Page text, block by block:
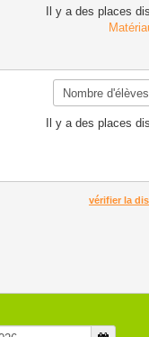
Il y a des places
Il y a des places
vérifier la